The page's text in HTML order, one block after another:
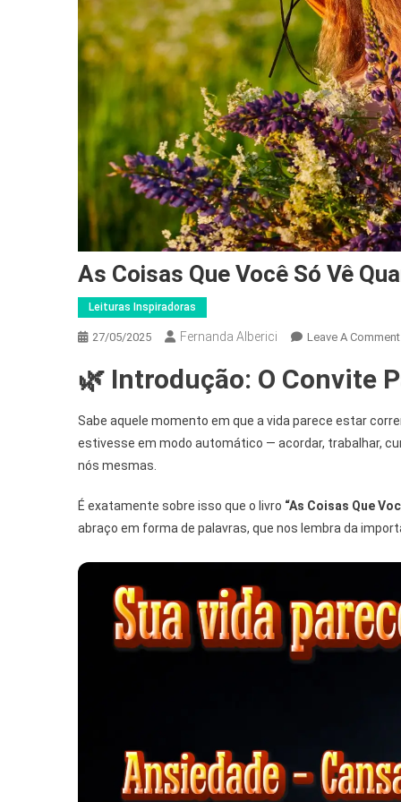
As Coisas Que Você Só Vê
Leituras Inspiradoras
27/05/2025 Fernanda Alberici Leave A Comment
🌿 Introdução: O Convite
Sabe aquele momento em que a vida parece estar
estivesse em modo automático — acordar, trabalhar,
nós mesmas.
É exatamente sobre isso que o livro “As Coisas Que
abraço em forma de palavras, que nos lembra da